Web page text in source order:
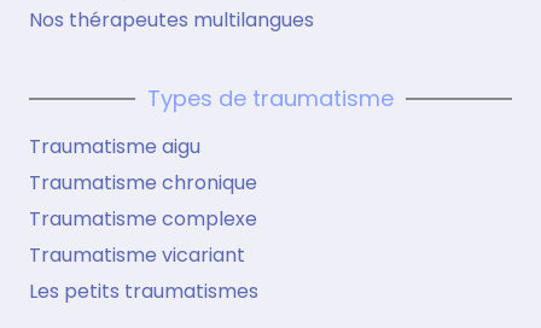
Nos thérapeutes multilangues
Types de traumatisme
Traumatisme aigu
Traumatisme chronique
Traumatisme complexe
Traumatisme vicariant
Les petits traumatismes